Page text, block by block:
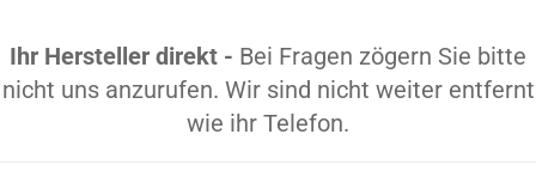
Ihr Hersteller direkt - Bei Fragen zögern Sie bitte
nicht uns anzurufen. Wir sind nicht weiter entfernt
wie ihr Telefon.